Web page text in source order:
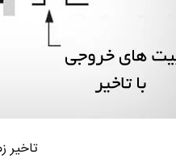
تاخیر